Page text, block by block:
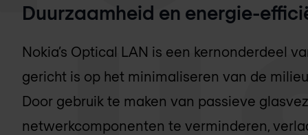
Duurzaamheid en energie-
Nokia’s Optical LAN is een kernonderdeel
gericht is op het minimaliseren van de
Door gebruik te maken van passieve
netwerkcomponenten te verminderen,